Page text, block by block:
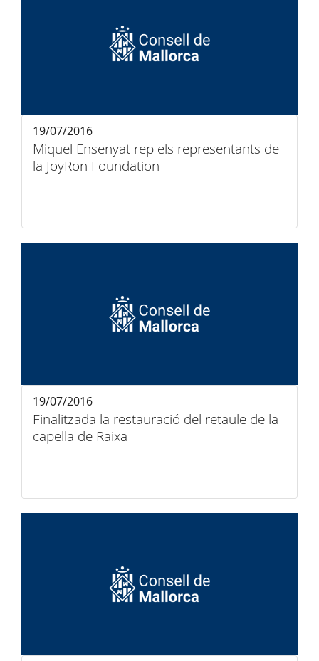
Miquel Ensenyat rep els representants de
la JoyRon Foundation
19/07/2016
Finalitzada la restauració del retaule de la
capella de Raixa
19/07/2016